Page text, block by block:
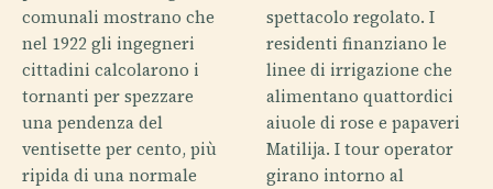
comunali mostrano che
nel 1922 gli ingegneri
cittadini calcolarono i
tornanti per spezzare
una pendenza del
ventisette per cento, più
ripida di una normale
spettacolo regolato. I
residenti finanziano le
linee di irrigazione che
alimentano quattordici
aiuole di rose e papaveri
Matilija. I tour operator
girano intorno al